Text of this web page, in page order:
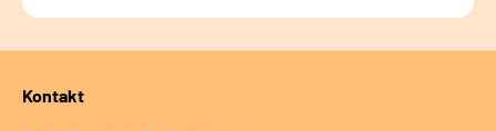
Kontakt